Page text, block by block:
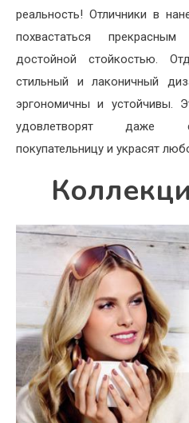
реальность! Отличники в
похвастаться
достойной стойкостью.
стильный и лаконичный
эргономичны и устойчивы.
удовлетворят даже
покупательницу и украсят